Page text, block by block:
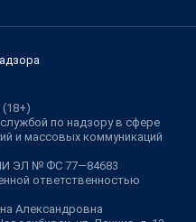
по надзору в сфере
и массовых коммуникаций
ЭЛ № ФС 77—84683
ответственностью
Александровна